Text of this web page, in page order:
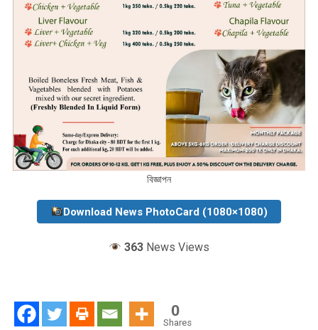
বিজ্ঞাপন
Download News PhotoCard (1080×1080)
363 News Views
0
Shares